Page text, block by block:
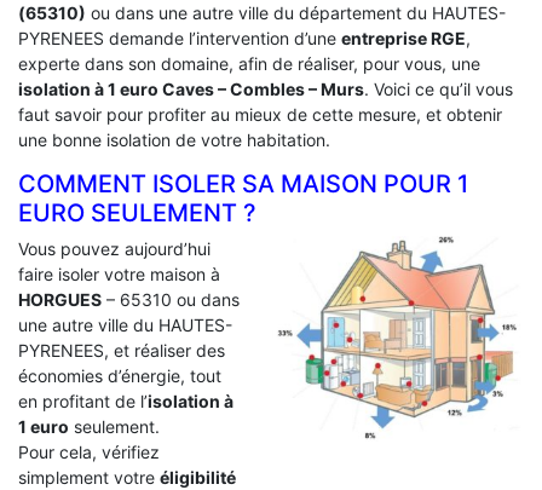
(65310) ou dans une autre ville du département du HAUTES-
PYRENEES demande l’intervention d’une entreprise RGE,
experte dans son domaine, afin de réaliser, pour vous, une
isolation à 1 euro Caves – Combles – Murs. Voici ce qu’il vous
faut savoir pour profiter au mieux de cette mesure, et obtenir
une bonne isolation de votre habitation.
COMMENT ISOLER SA MAISON POUR 1
EURO SEULEMENT ?
Vous pouvez aujourd’hui
faire isoler votre maison à
HORGUES – 65310 ou dans
une autre ville du HAUTES-
PYRENEES, et réaliser des
économies d’énergie, tout
en profitant de l’isolation à
1 euro seulement.
Pour cela, vérifiez
simplement votre éligibilité